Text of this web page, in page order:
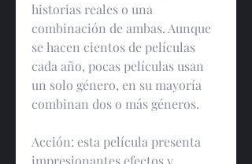
historias reales o una
combinación de ambas. Aunque
se hacen cientos de películas
cada año, pocas películas usan
un solo género, en su mayoría
combinan dos o más géneros.
Acción: esta película presenta
impresionantes efectos y